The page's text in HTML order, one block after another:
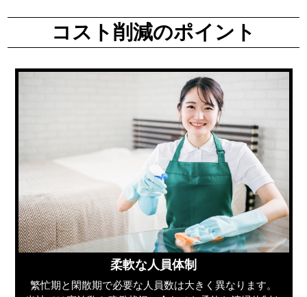
コスト削減のポイント
柔軟な人員体制
繁忙期と閑散期で必要な人員数は大きく異なります。